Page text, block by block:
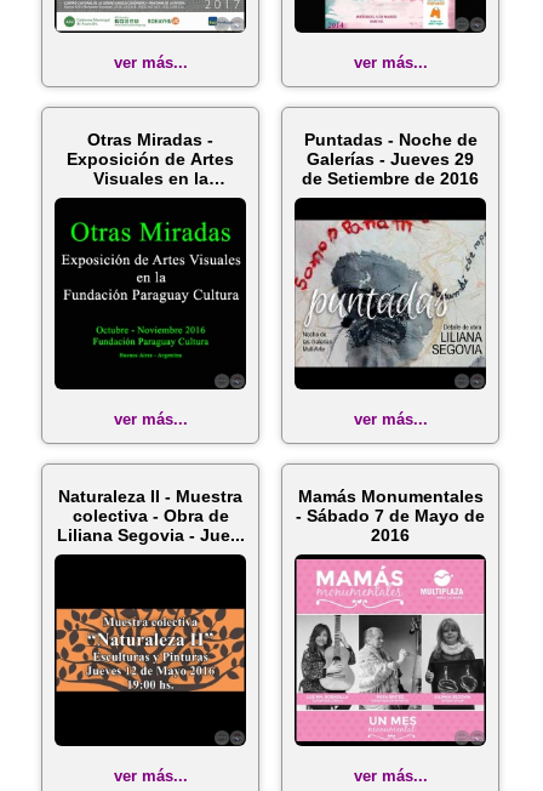
ver más... ver más...
Otras Miradas -
Exposición de Artes
Visuales en la
Fundación Para...
ver más...
Puntadas - Noche de
Galerías - Jueves 29
de Setiembre de 2016
ver más...
Naturaleza II - Muestra
colectiva - Obra de
Liliana Segovia - Jue...
ver más...
Mamás Monumentales
- Sábado 7 de Mayo de
2016
ver más...